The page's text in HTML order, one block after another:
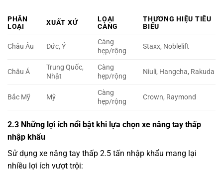
PHÂN
LOẠI
XUẤT XỨ
LOẠI
CÀNG
THƯƠNG HIỆU TIÊU
BIỂU
Châu Âu Đức, Ý
Càng
hẹp/rộng
Staxx, Noblelift
Châu Á
Trung Quốc,
Nhật
Càng
hẹp/rộng
Niuli, Hangcha, Rakuda
Bắc Mỹ Mỹ
Càng
hẹp/rộng
Crown, Raymond
2.3 Những lợi ích nổi bật khi lựa chọn xe nâng tay thấp
nhập khẩu
Sử dụng xe nâng tay thấp 2.5 tấn nhập khẩu mang lại
nhiều lợi ích vượt trội: